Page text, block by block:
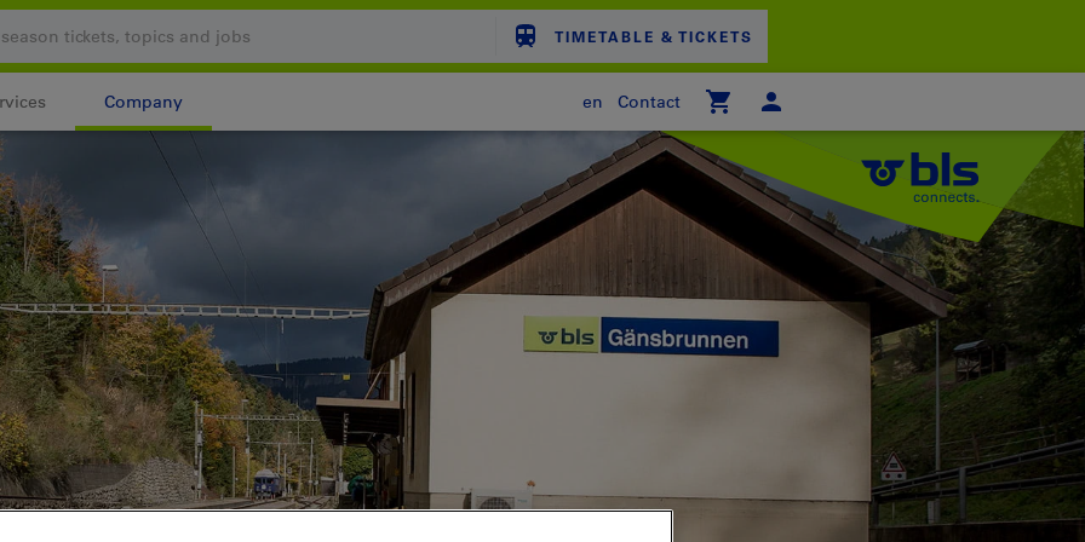
TIMETABLE & TICKETS
Company en
Contact
Your shopping cart is empty
SHOPPING CART
Login